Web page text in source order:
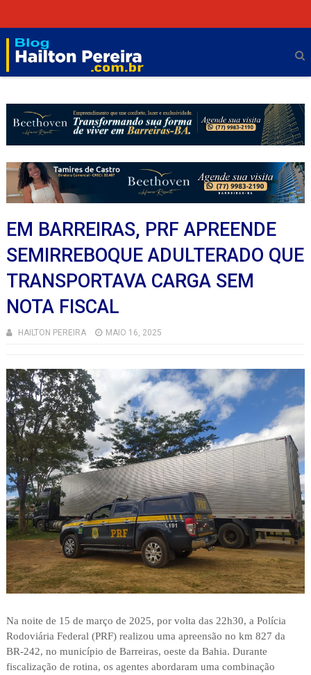
EM BARREIRAS, PRF APREENDE
SEMIRREBOQUE ADULTERADO QUE
TRANSPORTAVA CARGA SEM
NOTA FISCAL
HAILTON PEREIRA MAIO 16, 2025
Na noite de 15 de março de 2025, por volta das 22h30, a Polícia
Rodoviária Federal (PRF) realizou uma apreensão no km 827 da
BR-242, no município de Barreiras, oeste da Bahia. Durante
fiscalização de rotina, os agentes abordaram uma combinação